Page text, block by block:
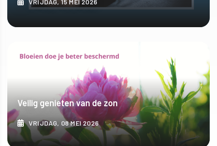
Veilig genieten van de zon
VRIJDAG, 08 MEI 2026